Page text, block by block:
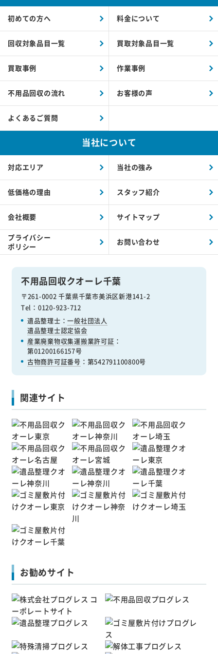
不用品回収クオーレ千葉
〒261-0002 千葉県千葉市美浜区新港141-2
Tel：0120-923-712
遺品整理士：一般社団法人
遺品整理士認定協会
産業廃棄物収集運搬業許可証 ：
第01200166157号
古物商許可証番号 ：第542791100800号
初めての方へ 料金について
回収対象品目一覧 買取対象品目一覧
買取事例 作業事例
不用品回収の流れ お客様の声
よくあるご質問
当社について
対応エリア 当社の強み
低価格の理由 スタッフ紹介
会社概要 サイトマップ
プライバシー
ポリシー
お問い合わせ
関連サイト
お勧めサイト